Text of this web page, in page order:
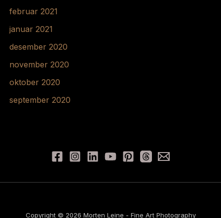
februar 2021
januar 2021
desember 2020
november 2020
oktober 2020
september 2020
Copyright © 2026 Morten Leine - Fine Art Photography